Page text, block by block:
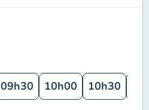
09h30 10h00 10h30